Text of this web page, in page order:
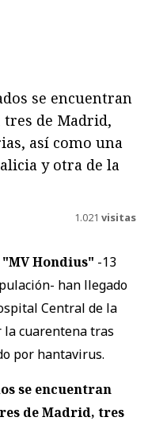
se encuentran
tres de Madrid,
así como una
y otra de la
1.021 visitas
"MV Hondius" -13
han llegado
Central de la
cuarentena tras
por hantavirus.
se encuentran
de Madrid, tres